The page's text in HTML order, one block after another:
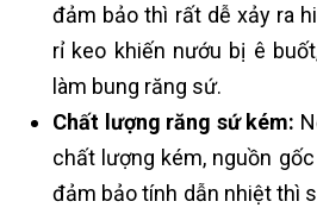
đảm bảo thì rất dễ xảy ra
rỉ keo khiến nướu bị ê
làm bung răng sứ.
Chất lượng răng sứ kém:
chất lượng kém, nguồn
đảm bảo tính dẫn nhiệt thì